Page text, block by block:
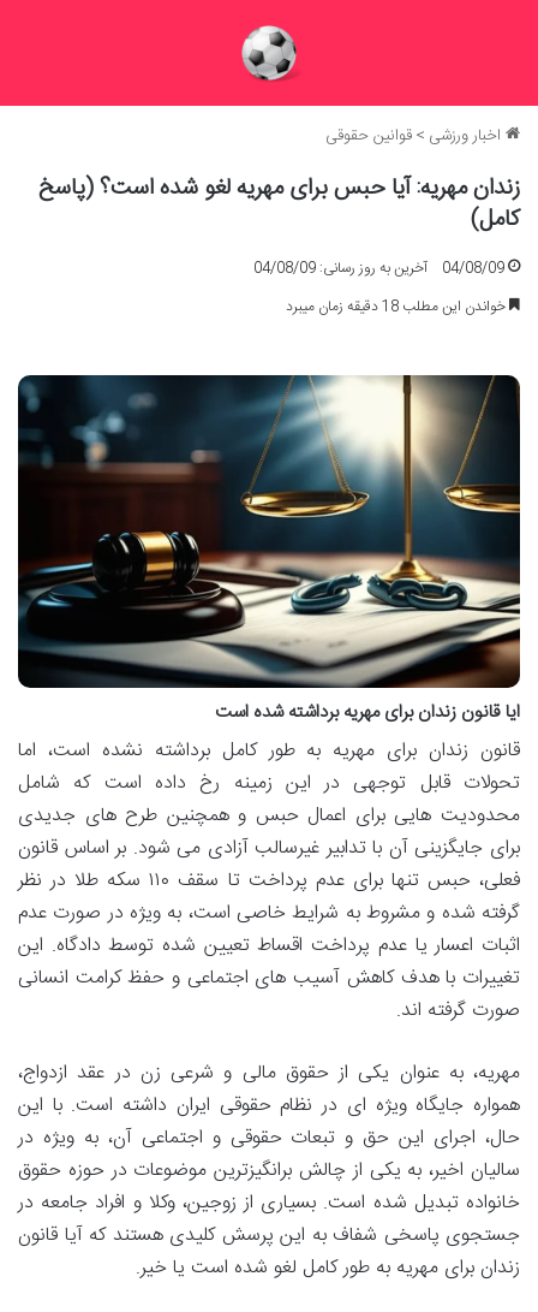
اخبار ورزشی >قوانین حقوقی
زندان مهریه: آیا حبس برای مهریه لغو شده است؟ (پاسخ
کامل)
04/08/09
آخرین به روز رسانی: 04/08/09
خواندن این مطلب 18 دقیقه زمان میبرد
ایا قانون زندان برای مهریه برداشته شده است
قانون زندان برای مهریه به طور کامل برداشته نشده است، اما
تحولات قابل توجهی در این زمینه رخ داده است که شامل
محدودیت هایی برای اعمال حبس و همچنین طرح های جدیدی
برای جایگزینی آن با تدابیر غیرسالب آزادی می شود. بر اساس قانون
فعلی، حبس تنها برای عدم پرداخت تا سقف ۱۱۰ سکه طلا در نظر
گرفته شده و مشروط به شرایط خاصی است، به ویژه در صورت عدم
اثبات اعسار یا عدم پرداخت اقساط تعیین شده توسط دادگاه. این
تغییرات با هدف کاهش آسیب های اجتماعی و حفظ کرامت انسانی
صورت گرفته اند.
مهریه، به عنوان یکی از حقوق مالی و شرعی زن در عقد ازدواج،
همواره جایگاه ویژه ای در نظام حقوقی ایران داشته است. با این
حال، اجرای این حق و تبعات حقوقی و اجتماعی آن، به ویژه در
سالیان اخیر، به یکی از چالش برانگیزترین موضوعات در حوزه حقوق
خانواده تبدیل شده است. بسیاری از زوجین، وکلا و افراد جامعه در
جستجوی پاسخی شفاف به این پرسش کلیدی هستند که آیا قانون
زندان برای مهریه به طور کامل لغو شده است یا خیر.